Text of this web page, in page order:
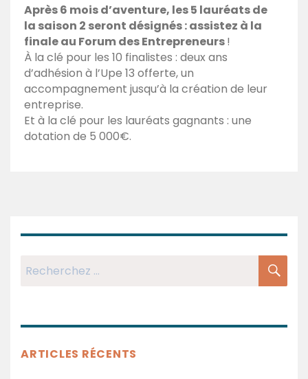
Après 6 mois d’aventure, les 5 lauréats de
la saison 2 seront désignés : assistez à la
finale au Forum des Entrepreneurs!
À la clé pour les 10 finalistes : deux ans
d’adhésion à l’Upe 13 offerte, un
accompagnement jusqu’à la création de leur
entreprise.
Et à la clé pour les lauréats gagnants : une
dotation de 5 000€.
ARTICLES RÉCENTS